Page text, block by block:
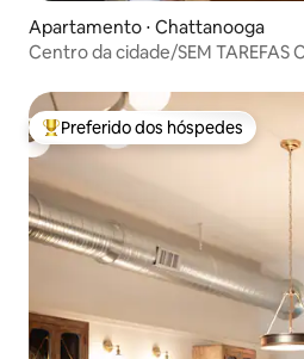
Apartamento ⋅ Chattanooga
Centro da cidade/SEM
Entre os melhores preferidos dos
Preferido dos hóspedes